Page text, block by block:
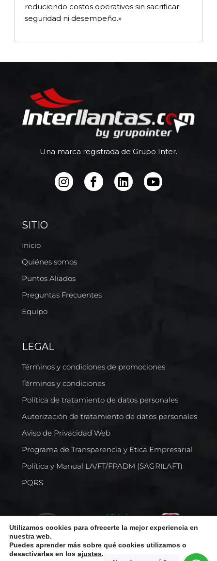
reduciendo costos operativos sin sacrificar
seguridad ni desempeño.»
Una marca registrada de Grupo Inter.
SITIO
Inicio
Quiénes somos
Puntos Aliados
Preguntas Frecuentes
Equipo
LEGAL
Términos y condiciones de promociones
Términos y condiciones
Política de tratamiento de datos personales
Autorización de tratamiento de datos personales
Aviso de Privacidad Web
Programa de Transparencia y Ética Empresarial
Política y Manual LA/FT/FPADM (SAGRILAFT)
PQRS
Utilizamos cookies para ofrecerte la mejor experiencia en
nuestra web.
Puedes aprender más sobre qué cookies utilizamos o
desactivarlas en los ajustes.